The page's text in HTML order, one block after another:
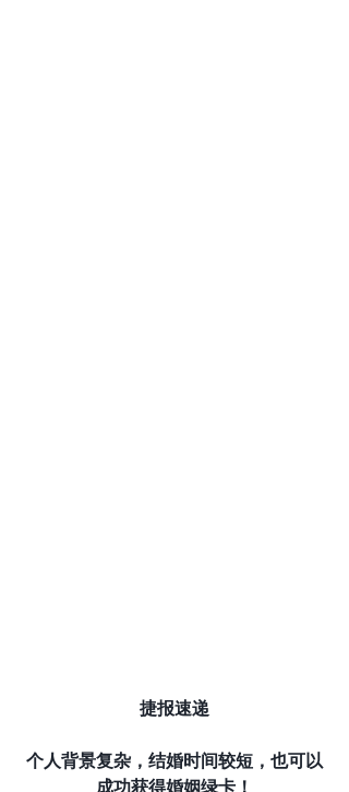
捷报速递
个人背景复杂，结婚时间较短，也可以
成功获得婚姻绿卡！